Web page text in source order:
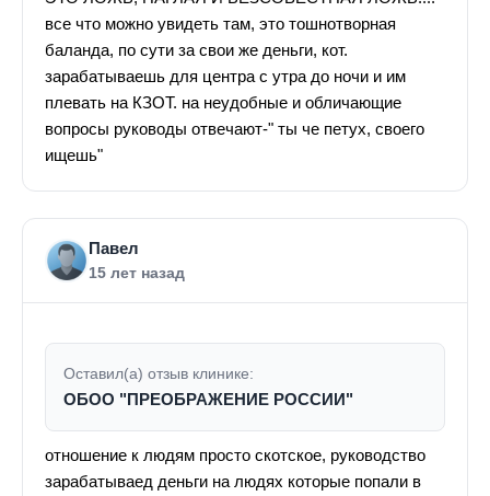
все что можно увидеть там, это тошнотворная
баланда, по сути за свои же деньги, кот.
зарабатываешь для центра с утра до ночи и им
плевать на КЗОТ. на неудобные и обличающие
вопросы руководы отвечают-" ты че петух, своего
ищешь"
Павел
15 лет назад
Оставил(а) отзыв клинике:
ОБОО "ПРЕОБРАЖЕНИЕ РОССИИ"
отношение к людям просто скотское, руководство
зарабатываед деньги на людях которые попали в